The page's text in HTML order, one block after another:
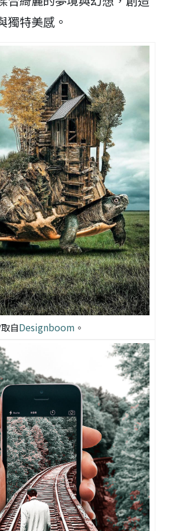
獨特美感。
自Designboom 。